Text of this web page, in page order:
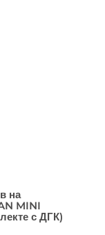
на
MINI
с ДГК)